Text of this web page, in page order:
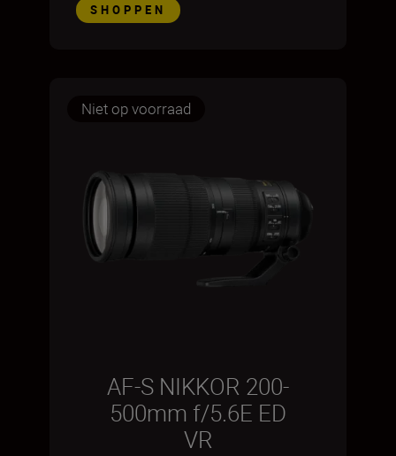
SHOPPEN
Niet op voorraad
AF-S NIKKOR 200-
500mm f/5.6E ED
VR